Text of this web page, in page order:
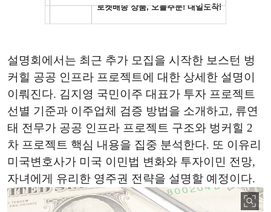
설명회에서는 최근 추가 모집을 시작한 보스턴 벙
커힐 공공 인프라 프로젝트에 대한 상세한 설명이
이뤄진다. 김지영 국민이주 대표가 투자 프로젝트
선별 기준과 이주업체 검증 방법을 소개하고, 류연
태 전무가 공공 인프라 프로젝트 구조와 벙커힐 2
차 프로젝트 핵심 내용을 집중 분석한다. 또 이유리
미국변호사가 미국 이민법 변화와 투자이민 전망,
자녀에게 유리한 영주권 전략을 설명할 예정이다.